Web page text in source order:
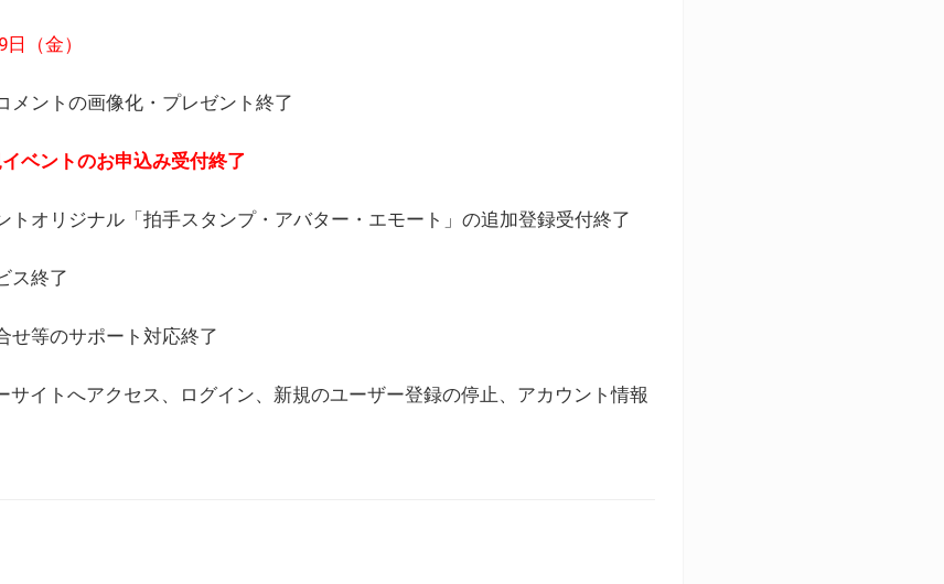
（金）
メントの画像化・プレゼント終了
ベントのお申込み受付終了
トオリジナル「拍手スタンプ・アバター・エモート」の追加登録受付終了
ス終了
せ等のサポート対応終了
サイトへアクセス、ログイン、新規のユーザー登録の停止、アカウント情報